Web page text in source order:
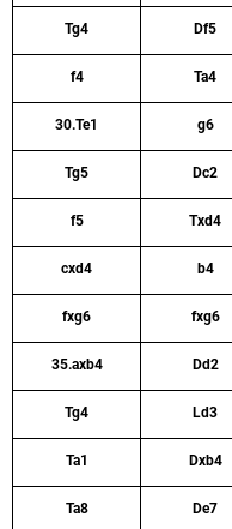
Tg4 Df5
f4 Ta4
30.Te1 g6
Tg5 Dc2
f5 Txd4
cxd4 b4
fxg6 fxg6
35.axb4 Dd2
Tg4 Ld3
Ta1 Dxb4
Ta8 De7